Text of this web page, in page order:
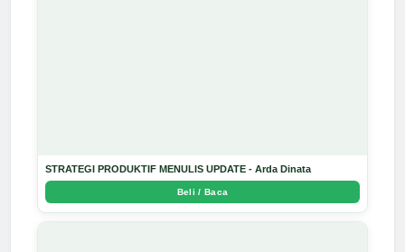
STRATEGI PRODUKTIF MENULIS UPDATE - Arda Dinata
Beli / Baca